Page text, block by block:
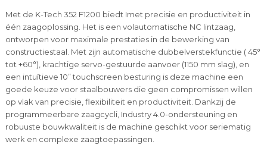
Met de K-Tech 352 F1200 biedt Imet precisie en productiviteit in
één zaagoplossing. Het is een volautomatische NC lintzaag,
ontworpen voor maximale prestaties in de bewerking van
constructiestaal. Met zijn automatische dubbelverstekfunctie ( 45°
tot +60°), krachtige servo-gestuurde aanvoer (1150 mm slag), en
een intuïtieve 10” touchscreen besturing is deze machine een
goede keuze voor staalbouwers die geen compromissen willen
op vlak van precisie, flexibiliteit en productiviteit. Dankzij de
programmeerbare zaagcycli, Industry 4.0-ondersteuning en
robuuste bouwkwaliteit is de machine geschikt voor seriematig
werk en complexe zaagtoepassingen.